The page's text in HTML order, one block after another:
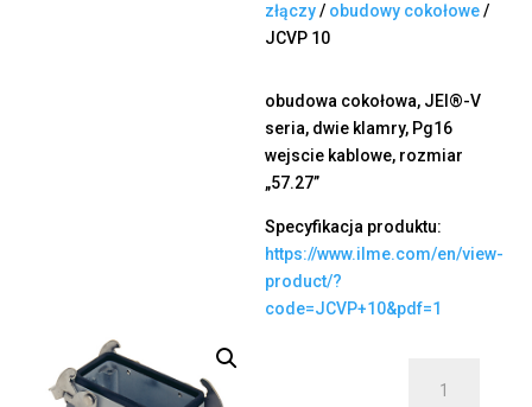
złączy/ obudowy cokołowe/
JCVP 10
obudowa cokołowa, JEI®-V
seria, dwie klamry, Pg16
wejscie kablowe, rozmiar
„57.27”
Specyfikacja produktu:
https://www.ilme.com/en/view-
product/?
code=JCVP+10&pdf=1
JCVP